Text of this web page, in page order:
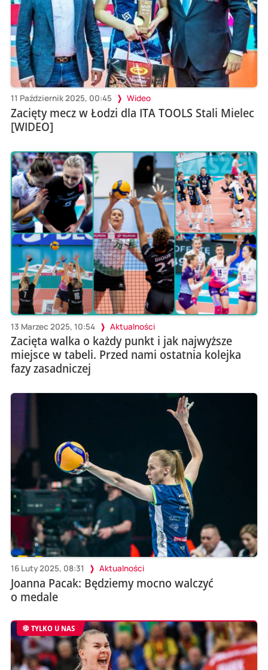
11 Październik 2025, 00:45 Wideo
Zacięty mecz w Łodzi dla ITA TOOLS Stali Mielec
[WIDEO]
13 Marzec 2025, 10:54 Aktualności
Zacięta walka o każdy punkt i jak najwyższe
miejsce w tabeli. Przed nami ostatnia kolejka
fazy zasadniczej
16 Luty 2025, 08:31 Aktualności
Joanna Pacak: Będziemy mocno walczyć
o medale
TYLKO U NAS